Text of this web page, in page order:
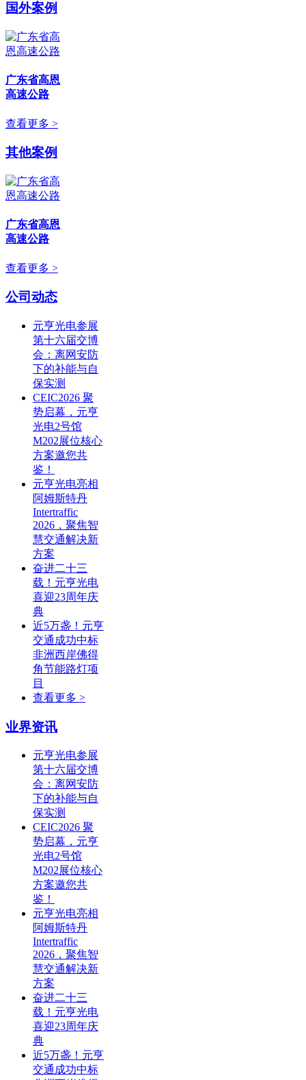
国外案例
广东省高恩
高速公路
查看更多 >
其他案例
广东省高恩
高速公路
查看更多 >
公司动态
元亨光电参展
第十六届交博
会：离网安防
下的补能与自
保实测
CEIC2026 聚
势启幕，元亨
光电2号馆
M202展位核心
方案邀您共
鉴！
元亨光电亮相
阿姆斯特丹
Intertraffic
2026，聚焦智
慧交通解决新
方案
奋进二十三
载！元亨光电
喜迎23周年庆
典
近5万盏！元亨
交通成功中标
非洲西岸佛得
角节能路灯项
目
查看更多 >
业界资讯
元亨光电参展
第十六届交博
会：离网安防
下的补能与自
保实测
CEIC2026 聚
势启幕，元亨
光电2号馆
M202展位核心
方案邀您共
鉴！
元亨光电亮相
阿姆斯特丹
Intertraffic
2026，聚焦智
慧交通解决新
方案
奋进二十三
载！元亨光电
喜迎23周年庆
典
近5万盏！元亨
交通成功中标